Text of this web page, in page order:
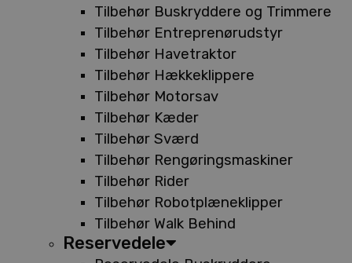
Tilbehør Buskryddere og Trimmere
Tilbehør Entreprenørudstyr
Tilbehør Havetraktor
Tilbehør Hækkeklippere
Tilbehør Motorsav
Tilbehør Kæder
Tilbehør Sværd
Tilbehør Rengøringsmaskiner
Tilbehør Rider
Tilbehør Robotplæneklipper
Tilbehør Walk Behind
Reservedele